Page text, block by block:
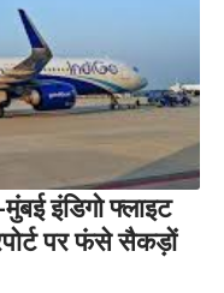
इंडिगो फ्लाइट
पर फंसे सैकड़ों